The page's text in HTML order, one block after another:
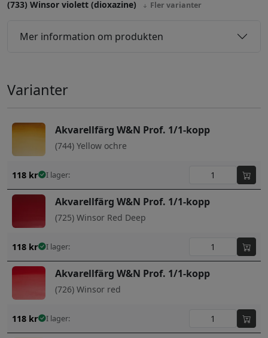
(733) Winsor violett (dioxazine) Fler varianter
Mer information om produkten
Varianter
Akvarellfärg W&N Prof. 1/1-kopp
(744) Yellow ochre
118 kr I lager:
Akvarellfärg W&N Prof. 1/1-kopp
(725) Winsor Red Deep
118 kr I lager:
Akvarellfärg W&N Prof. 1/1-kopp
(726) Winsor red
118 kr I lager: